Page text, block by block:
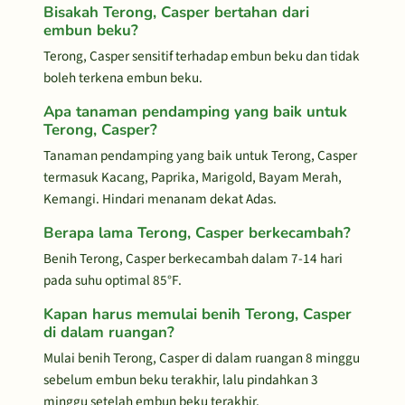
Bisakah Terong, Casper bertahan dari
embun beku?
Terong, Casper sensitif terhadap embun beku dan tidak
boleh terkena embun beku.
Apa tanaman pendamping yang baik untuk
Terong, Casper?
Tanaman pendamping yang baik untuk Terong, Casper
termasuk Kacang, Paprika, Marigold, Bayam Merah,
Kemangi. Hindari menanam dekat Adas.
Berapa lama Terong, Casper berkecambah?
Benih Terong, Casper berkecambah dalam 7-14 hari
pada suhu optimal 85°F.
Kapan harus memulai benih Terong, Casper
di dalam ruangan?
Mulai benih Terong, Casper di dalam ruangan 8 minggu
sebelum embun beku terakhir, lalu pindahkan 3